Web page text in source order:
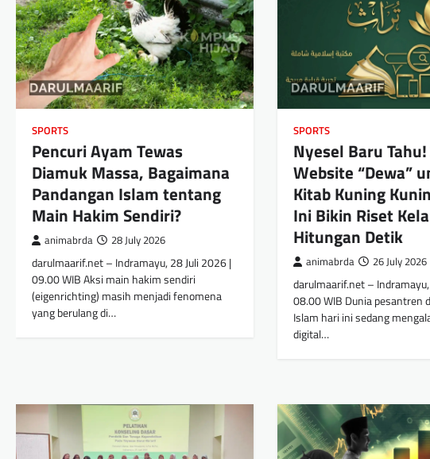
SPORTS
Pencuri Ayam Tewas
Diamuk Massa, Bagaimana
Pandangan Islam tentang
Main Hakim Sendiri?
animabrda 28 July 2026
darulmaarif.net – Indramayu, 28 Juli 2026 |
09.00 WIB Aksi main hakim sendiri
(eigenrichting) masih menjadi fenomena
yang berulang di…
SPORTS
Nyesel Baru
Website “Dewa”
Kitab Kuning
Ini Bikin Riset
Hitungan Detik
animabrda 26 July 2026
darulmaarif.net –
08.00 WIB Dunia pesantren
Islam hari ini sedang
digital…